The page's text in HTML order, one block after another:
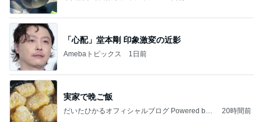
「心配」堂本剛 印象激変の近影
Amebaトピックス 1日前
実家で晩ご飯
だいたひかるオフィシャルブログ Powered by
20時間前